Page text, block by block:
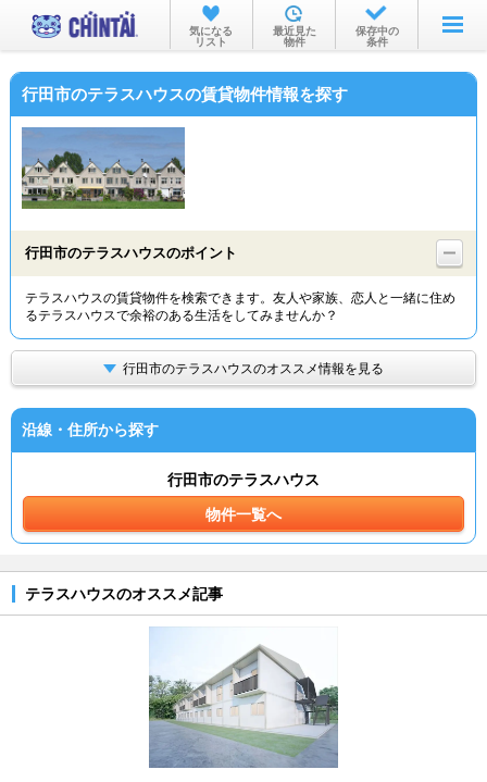
お部屋を探す
沿線・駅から
物件特集から
TOP
気になる
リスト
最近見た
物件
保存中の
条件
行田市のテラスハウスの賃貸物件情報を探す
行田市のテラスハウスのポイント
テラスハウスの賃貸物件を検索できます。友人や家族、恋人と一緒に住め
るテラスハウスで余裕のある生活をしてみませんか？
行田市のテラスハウスのオススメ情報を見る
沿線・住所から探す
行田市のテラスハウス
物件一覧へ
テラスハウスのオススメ記事